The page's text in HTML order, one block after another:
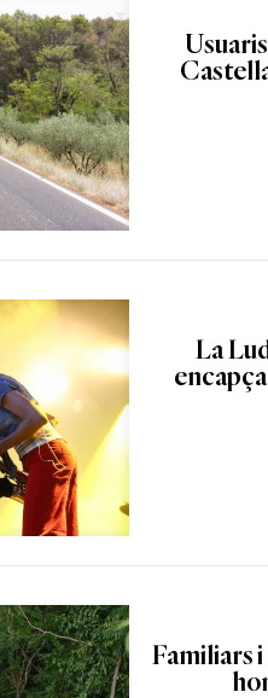
La
Familiars